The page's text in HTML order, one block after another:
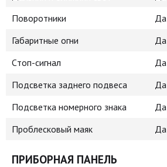
Поворотники
Да
Габаритные огни
Да
Cтоп-сигнал
Да
Подсветка заднего подвеса
Да
Подсветка номерного знака
Да
Проблесковый маяк
Да
ПРИБОРНАЯ ПАНЕЛЬ